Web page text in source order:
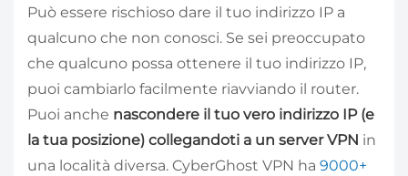
Può essere rischioso dare il tuo indirizzo IP a
qualcuno che non conosci. Se sei preoccupato
che qualcuno possa ottenere il tuo indirizzo IP,
puoi cambiarlo facilmente riavviando il router.
Puoi anche nascondere il tuo vero indirizzo IP (e
la tua posizione) collegandoti a un server VPN in
una località diversa. CyberGhost VPN ha 9000+